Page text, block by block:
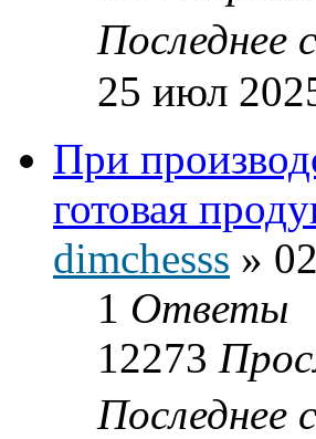
Последнее
25 июл
При
готовая
dimchesss »
1 Ответы
12273
Последнее